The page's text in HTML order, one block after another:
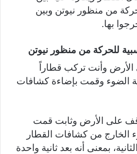
من منظور نيوتن وبين
بها.
للحركة من منظور نيوتن
وأنت تركب قطاراً
الضوء وقمت بإضاءة كشافات
على الأرض وثابت قمت
الخارج من كشافات القطار
في الثانية، بمعنى أنه بعد ثانية واحدة